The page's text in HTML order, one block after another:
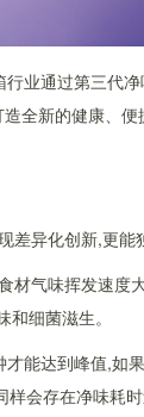
业通过第三代
造全新的健康、
异化创新,更能
材气味挥发速度
细菌滋生。
能达到峰值,如
会存在净味耗时